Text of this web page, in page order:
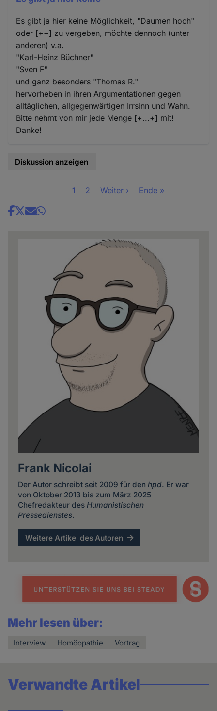
Es gibt ja hier keine Möglichkeit, "Daumen hoch"
oder [++] zu vergeben, möchte dennoch (unter
anderen) v.a.
"Karl-Heinz Büchner"
"Sven F"
und ganz besonders "Thomas R."
hervorheben in ihren Argumentationen gegen
alltäglichen, allgegenwärtigen Irrsinn und Wahn.
Bitte nehmt von mir jede Menge [+...+] mit!
Danke!
Diskussion anzeigen
Seite
1 Seite
2
Nächste
Weiter ›
Letzte
Ende »
Share
Frank Nicolai
Der Autor schreibt seit 2009 für den hpd. Er war
von Oktober 2013 bis zum März 2025
Chefredakteur des Humanistischen
Pressedienstes.
Weitere Artikel des Autoren
Mehr lesen über:
Interview Homöopathie Vortrag
Verwandte Artikel